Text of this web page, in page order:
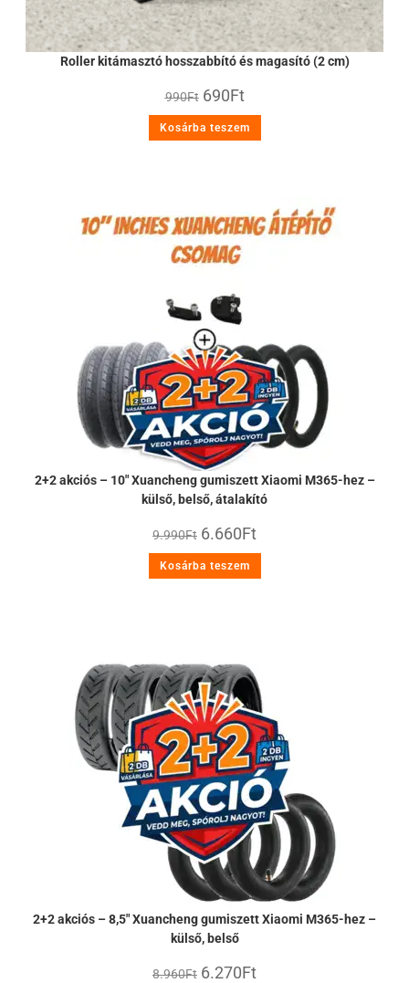
Roller kitámasztó hosszabbító és magasító (2 cm)
990Ft 690Ft
Kosárba teszem
2+2 akciós – 10″ Xuancheng gumiszett Xiaomi M365-hez –
külső, belső, átalakító
9.990Ft 6.660Ft
Kosárba teszem
2+2 akciós – 8,5″ Xuancheng gumiszett Xiaomi M365-hez –
külső, belső
8.960Ft 6.270Ft